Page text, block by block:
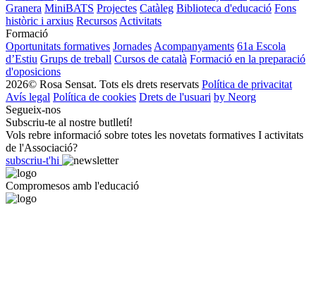
Granera MiniBATS Projectes Catàleg Biblioteca d'educació Fons
històric i arxius Recursos Activitats
Formació
Oportunitats formatives Jornades Acompanyaments 61a Escola
d’Estiu Grups de treball Cursos de català Formació en la preparació
d'oposicions
2026© Rosa Sensat. Tots els drets reservats Política de privacitat
Avís legal Política de cookies Drets de l'usuari by Neorg
Segueix-nos
Subscriu-te al nostre butlletí!
Vols rebre informació sobre totes les novetats formatives I activitats
de l'Associació?
subscriu-t'hi
Compromesos amb l'educació